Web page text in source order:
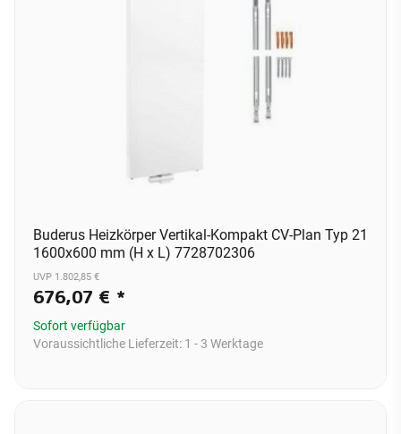
Buderus Heizkörper Vertikal-Kompakt CV-Plan Typ 21
1600x600 mm (H x L) 7728702306
UVP 1.802,85 €
676,07 € *
Sofort verfügbar
Voraussichtliche Lieferzeit: 1 - 3 Werktage